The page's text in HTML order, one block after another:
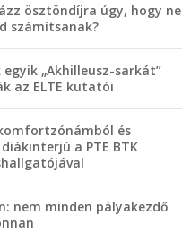
ösztöndíjra úgy, hogy ne
számítsanak?
„Akhilleusz-sarkát”
az ELTE kutatói
és
a PTE BTK
nem minden pályakezdő